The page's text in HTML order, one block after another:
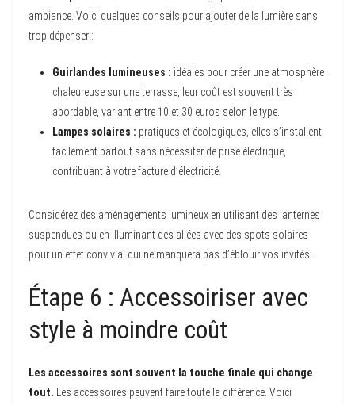
ambiance. Voici quelques conseils pour ajouter de la lumière sans
trop dépenser :
Guirlandes lumineuses : idéales pour créer une atmosphère
chaleureuse sur une terrasse, leur coût est souvent très
abordable, variant entre 10 et 30 euros selon le type.
Lampes solaires : pratiques et écologiques, elles s’installent
facilement partout sans nécessiter de prise électrique,
contribuant à votre facture d’électricité.
Considérez des aménagements lumineux en utilisant des lanternes
suspendues ou en illuminant des allées avec des spots solaires
pour un effet convivial qui ne manquera pas d’éblouir vos invités.
Étape 6 : Accessoiriser avec
style à moindre coût
Les accessoires sont souvent la touche finale qui change
tout. Les accessoires peuvent faire toute la différence. Voici